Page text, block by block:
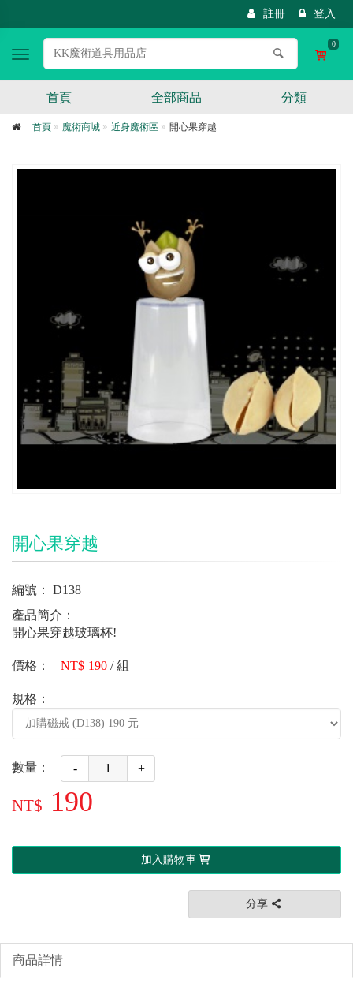
註冊 登入
0
首頁 全部商品 分類
首頁 魔術商城 近身魔術區 開心果穿越
開心果穿越
編號：
D138
產品簡介：
開心果穿越玻璃杯!
價格： 190 /組
規格：
數量： - +
190
加入購物車
分享
商品詳情
Toggle
navigation